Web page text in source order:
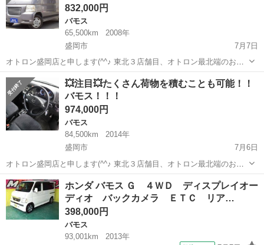
832,000円
バモス
65,500km
2008年
盛岡市
7月7日
オトロン盛岡店と申します(^^♪ 東北３店舗目、オトロン最北端のお店
として、2024年4月1日に新店舗オープンとなりました🔥 最近は岩手も
やっと夏に向けてかなり暖かくなってきましたね🔥 しかし、梅雨な時
期もあっ...
岩手 盛岡市 バモス 車両
💥注目💥たくさん荷物を積むことも可能！！
バモス！！！
974,000円
バモス
84,500km
2014年
盛岡市
7月6日
オトロン盛岡店と申します(^^♪ 東北３店舗目、オトロン最北端のお店
として、2024年4月1日に新店舗オープンとなりました🔥 最近は岩手も
やっと夏に向けてかなり暖かくなってきましたね🔥 しかし、梅雨な時
期もあっ...
岩手 盛岡市 バモス
ホンダ バモス Ｇ ４ＷＤ ディスプレイオー
ディオ バックカメラ ＥＴＣ リア…
398,000円
バモス
93,001km
2013年